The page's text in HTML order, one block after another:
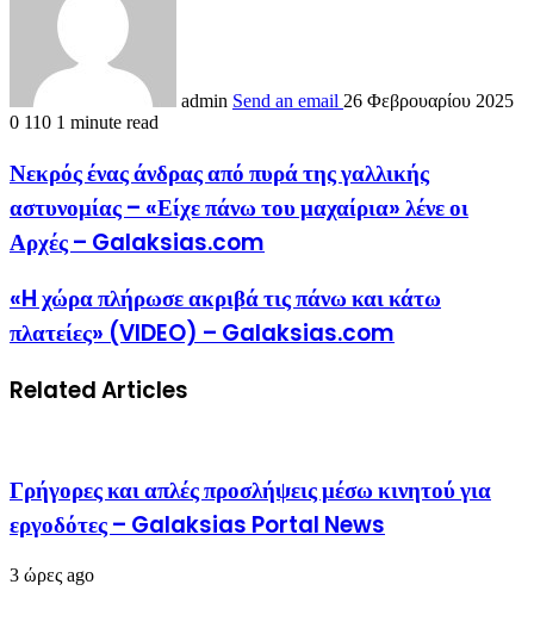
admin Send an email 26 Φεβρουαρίου 2025
0 110 1 minute read
Νεκρός ένας άνδρας από πυρά της γαλλικής
αστυνομίας – «Είχε πάνω του μαχαίρια» λένε οι
Αρχές – Galaksias.com
«H χώρα πλήρωσε ακριβά τις πάνω και κάτω
πλατείες» (VIDEO) – Galaksias.com
Related Articles
Γρήγορες και απλές προσλήψεις μέσω κινητού για
εργοδότες – Galaksias Portal News
3 ώρες ago